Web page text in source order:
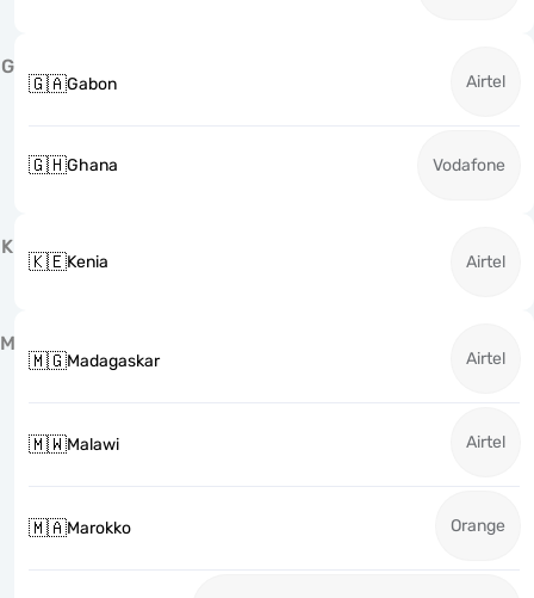
G
🇬🇦Gabon Airtel
🇬🇭Ghana Vodafone
K
🇰🇪Kenia Airtel
M
🇲🇬Madagaskar Airtel
🇲🇼Malawi Airtel
🇲🇦Marokko Orange